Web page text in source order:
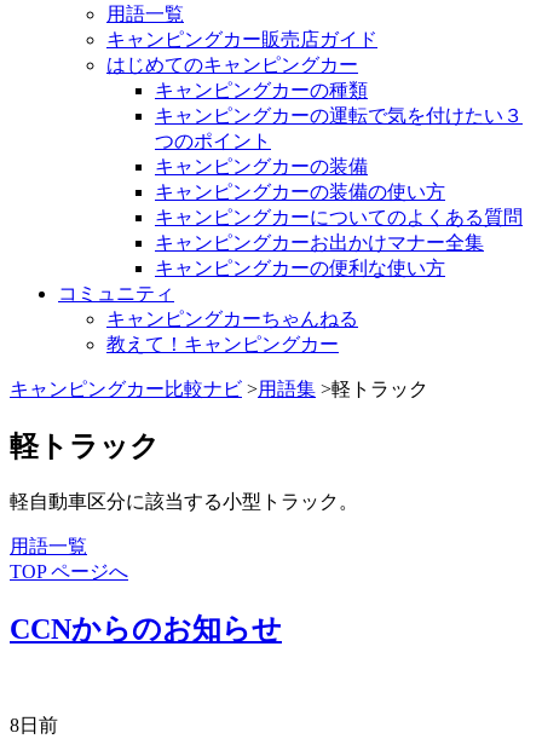
用語一覧
キャンピングカー販売店ガイド
はじめてのキャンピングカー
キャンピングカーの種類
キャンピングカーの運転で気を付けたい３
つのポイント
キャンピングカーの装備
キャンピングカーの装備の使い方
キャンピングカーについてのよくある質問
キャンピングカーお出かけマナー全集
キャンピングカーの便利な使い方
コミュニティ
キャンピングカーちゃんねる
教えて！キャンピングカー
キャンピングカー比較ナビ >用語集 >軽トラック
軽トラック
軽自動車区分に該当する小型トラック。
用語一覧
TOP ページへ
CCNからのお知らせ
8日前